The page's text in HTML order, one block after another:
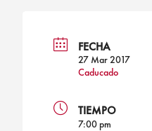
FECHA
27 Mar 2017
Caducado
TIEMPO
7:00 pm